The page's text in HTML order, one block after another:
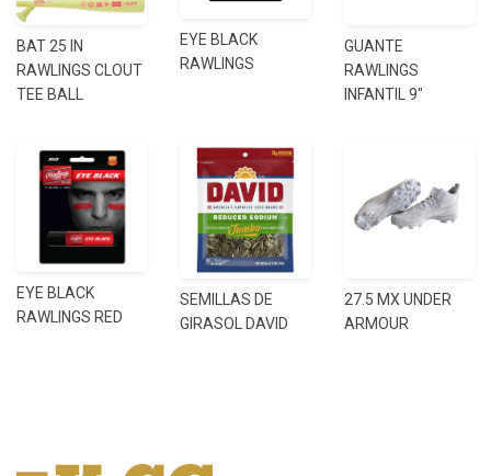
BAT 25 IN
RAWLINGS CLOUT
TEE BALL
EYE BLACK
RAWLINGS
GUANTE
RAWLINGS
INFANTIL 9"
EYE BLACK
RAWLINGS RED
SEMILLAS DE
GIRASOL DAVID
27.5 MX UNDER
ARMOUR